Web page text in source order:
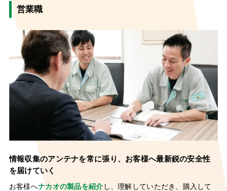
営業職
情報収集のアンテナを常に張り、 お客様へ最新鋭の安全性
を届けていく
お客様へナカオの製品を紹介 し、理解していただき、購入して